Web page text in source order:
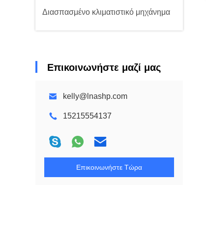
Διασπασμένο κλιματιστικό μηχάνημα
Επικοινωνήστε μαζί μας
kelly@lnashp.com
15215554137
Επικοινωνήστε Τώρα